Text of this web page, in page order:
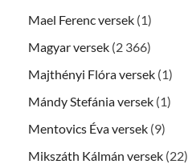
Mael Ferenc versek (1)
Magyar versek (2 366)
Majthényi Flóra versek (1)
Mándy Stefánia versek (1)
Mentovics Éva versek (9)
Mikszáth Kálmán versek (22)